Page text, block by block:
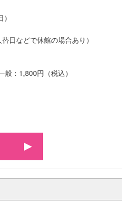
日などで休館の場合あり）
：1,800円（税込）